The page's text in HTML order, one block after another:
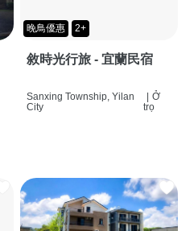
晚鳥優惠 2+
敘時光行旅 - 宜蘭民宿
Sanxing Township, Yilan
City
| Ở
trọ